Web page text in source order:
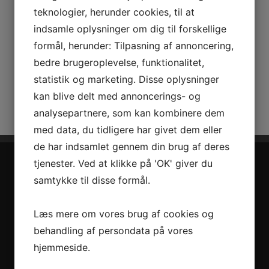
consectetur, a
Læs mere
teknologier, herunder cookies, til at
indsamle oplysninger om dig til forskellige
formål, herunder: Tilpasning af annoncering,
bedre brugeroplevelse, funktionalitet,
statistik og marketing. Disse oplysninger
kan blive delt med annoncerings- og
analysepartnere, som kan kombinere dem
med data, du tidligere har givet dem eller
de har indsamlet gennem din brug af deres
tjenester. Ved at klikke på 'OK' giver du
samtykke til disse formål.
Læs mere om vores brug af cookies og
behandling af persondata på vores
hjemmeside.